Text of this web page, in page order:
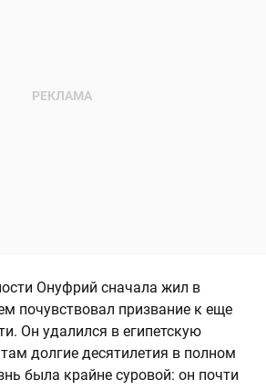
Онуфрий сначала жил в
почувствовал призвание к еще
Он удалился в египетскую
долгие десятилетия в полном
была крайне суровой: он почти